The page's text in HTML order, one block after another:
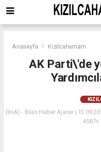
Anasayfa Kızılcahamam
AK Parti\'de
(İHA) - İhlas Haber Ajansı |
4587+